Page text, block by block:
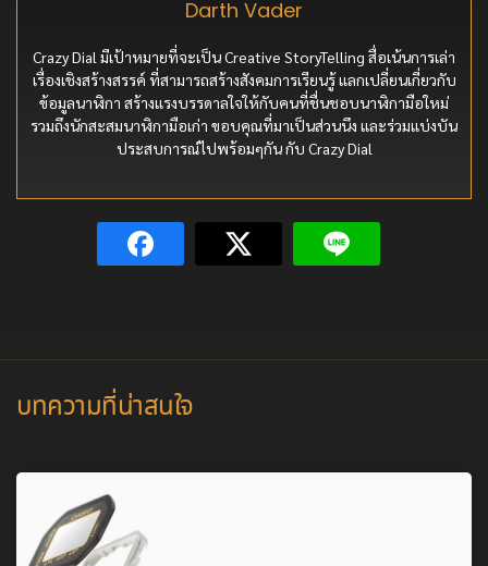
Darth Vader
Crazy Dial มีเป้าหมายที่จะเป็น Creative StoryTelling สื่อเน้นการเล่า
เรื่องเชิงสร้างสรรค์ ที่สามารถสร้างสังคมการเรียนรู้ แลกเปลี่ยนเกี่ยวกับ
ข้อมูลนาฬิกา สร้างแรงบรรดาลใจให้กับคนที่ชื่นชอบนาฬิกามือใหม่
รวมถึงนักสะสมนาฬิกามือเก่า ขอบคุณที่มาเป็นส่วนนึง และร่วมแบ่งบัน
ประสบการณ์ไปพร้อมๆกัน กับ Crazy Dial
บทความที่น่าสนใจ